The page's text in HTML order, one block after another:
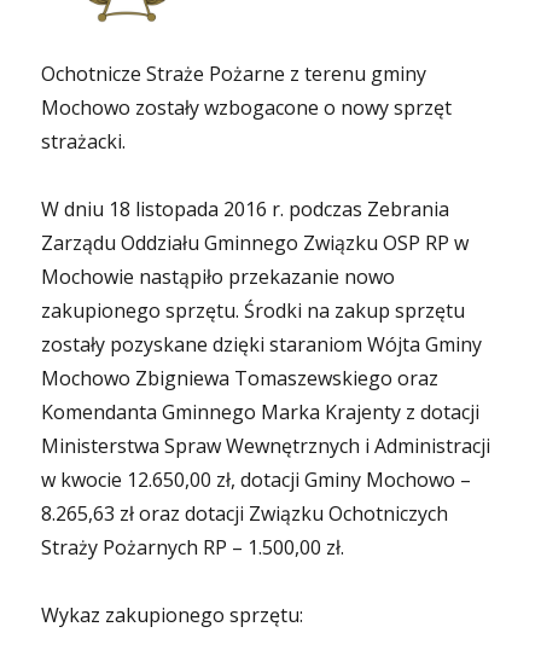
Ochotnicze Straże Pożarne z terenu gminy
Mochowo zostały wzbogacone o nowy sprzęt
strażacki.
W dniu 18 listopada 2016 r. podczas Zebrania
Zarządu Oddziału Gminnego Związku OSP RP w
Mochowie nastąpiło przekazanie nowo
zakupionego sprzętu. Środki na zakup sprzętu
zostały pozyskane dzięki staraniom Wójta Gminy
Mochowo Zbigniewa Tomaszewskiego oraz
Komendanta Gminnego Marka Krajenty z dotacji
Ministerstwa Spraw Wewnętrznych i Administracji
w kwocie 12.650,00 zł, dotacji Gminy Mochowo –
8.265,63 zł oraz dotacji Związku Ochotniczych
Straży Pożarnych RP – 1.500,00 zł.
Wykaz zakupionego sprzętu: